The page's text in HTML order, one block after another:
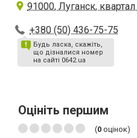
91000, Луганск,
+380 (50) 436-75-75
Будь ласка, скажіть,
що дізналися номер
на сайті 0642.ua
Оцініть першим
(0 оцінок)